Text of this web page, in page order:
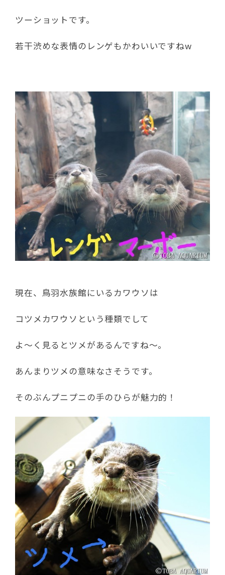
ツーショットです。
若干渋めな表情のレンゲもかわいいですねw
現在、鳥羽水族館にいるカワウソは
コツメカワウソという種類でして
よ～く見るとツメがあるんですね～。
あんまりツメの意味なさそうです。
そのぶんプニプニの手のひらが魅力的！